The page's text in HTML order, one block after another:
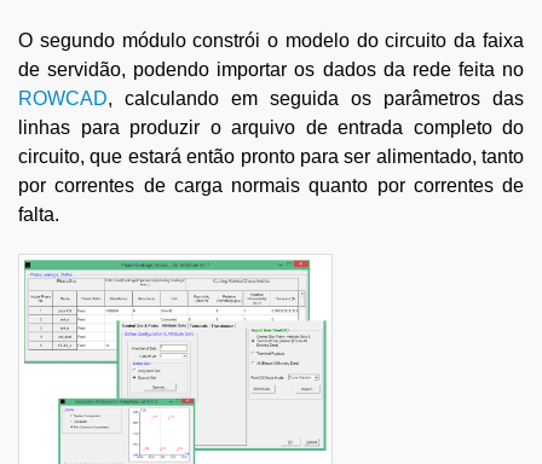
O segundo módulo constrói o modelo do circuito da faixa
de servidão, podendo importar os dados da rede feita no
ROWCAD, calculando em seguida os parâmetros das
linhas para produzir o arquivo de entrada completo do
circuito, que estará então pronto para ser alimentado, tanto
por correntes de carga normais quanto por correntes de
falta.